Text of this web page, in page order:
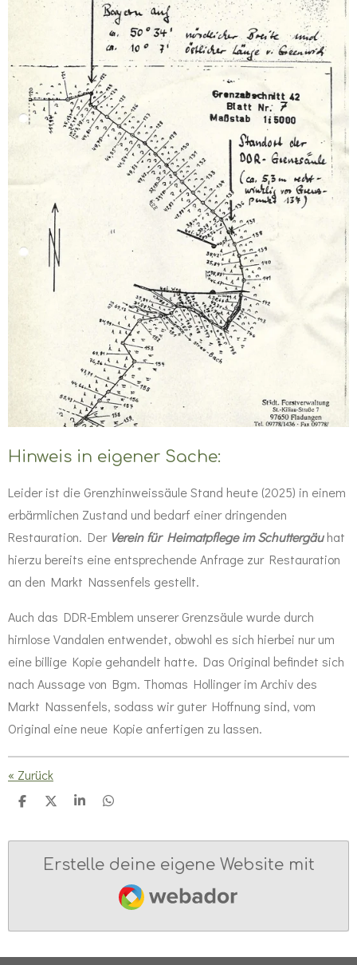
Hinweis in eigener Sache:
Leider ist die Grenzhinweissäule Stand heute (2025) in einem
erbärmlichen Zustand und bedarf einer dringenden
Restauration. Der Verein für Heimatpflege im Schuttergäuhat
hierzu bereits eine entsprechende Anfrage zur Restauration
an den Markt Nassenfels gestellt.
Auch das DDR-Emblem unserer Grenzsäule wurde durch
hirnlose Vandalen entwendet, obwohl es sich hierbei nur um
eine billige Kopie gehandelt hatte. Das Original befindet sich
nach Aussage von Bgm. Thomas Hollinger im Archiv des
Markt Nassenfels, sodass wir guter Hoffnung sind, vom
Original eine neue Kopie anfertigen zu lassen.
« Zurück
T
l
T
l
e
n
T
l
n
T
l
n
Erstelle deine eigene Website mit
Webador